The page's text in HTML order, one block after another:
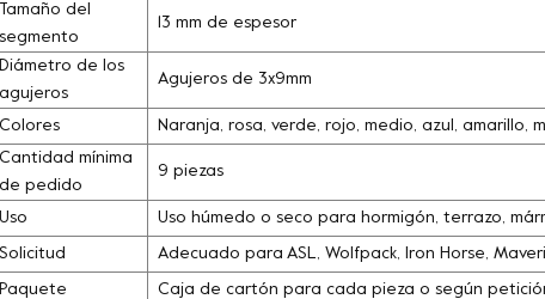
Tamaño del
segmento
13 mm de espesor
Diámetro de los
agujeros
Agujeros de 3x9mm
Colores Naranja, rosa, verde, rojo, medio, azul,
Cantidad mínima
de pedido
9 piezas
Uso Uso húmedo o seco para hormigón, terrazo,
Solicitud Adecuado para ASL, Wolfpack, Iron Horse,
Paquete Caja de cartón para cada pieza o según